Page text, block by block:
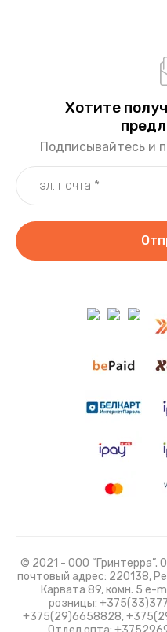
Хотите
Подписывайтесь и
© 2021 - ООО “Гринтерра”.
почтовый адрес: 220138,
Карвата 89, комн. 5 e-
розницы:
+375(29)6658828,